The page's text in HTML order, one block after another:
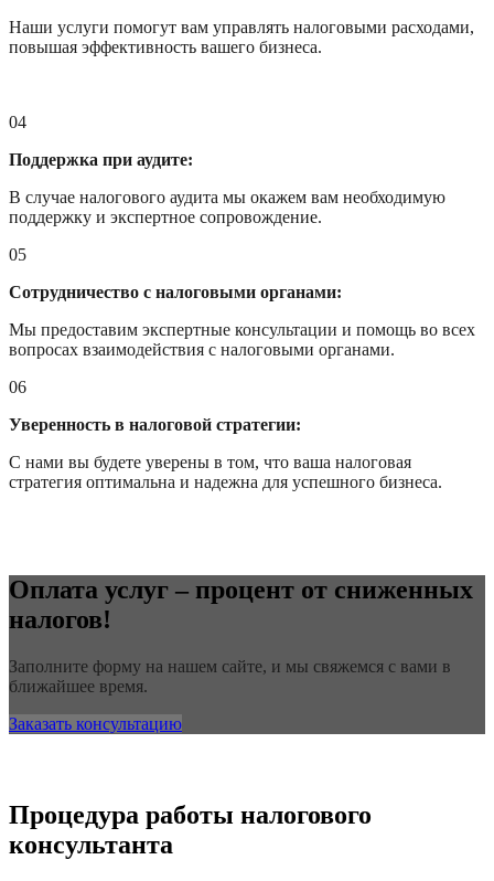
Наши услуги помогут вам управлять налоговыми расходами,
повышая эффективность вашего бизнеса.
04
Поддержка при аудите:
В случае налогового аудита мы окажем вам необходимую
поддержку и экспертное сопровождение.
05
Сотрудничество с налоговыми органами:
Мы предоставим экспертные консультации и помощь во всех
вопросах взаимодействия с налоговыми органами.
06
Уверенность в налоговой стратегии:
С нами вы будете уверены в том, что ваша налоговая
стратегия оптимальна и надежна для успешного бизнеса.
Оплата услуг – процент от сниженных
налогов!
Заполните форму на нашем сайте, и мы свяжемся с вами в
ближайшее время.
Заказать консультацию
Процедура работы налогового
консультанта